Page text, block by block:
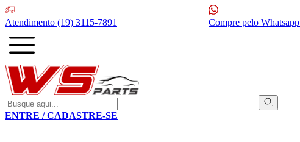
Atendimento (19) 3115-7891 Compre pelo Whatsapp
ENTRE / CADASTRE-SE